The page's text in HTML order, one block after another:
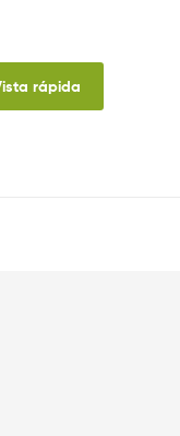
rápida